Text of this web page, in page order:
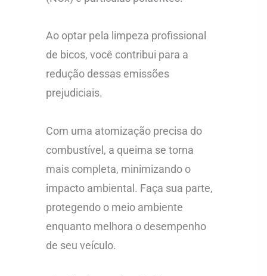
Ao optar pela limpeza profissional
de bicos, você contribui para a
redução dessas emissões
prejudiciais.
Com uma atomização precisa do
combustível, a queima se torna
mais completa, minimizando o
impacto ambiental. Faça sua parte,
protegendo o meio ambiente
enquanto melhora o desempenho
de seu veículo.